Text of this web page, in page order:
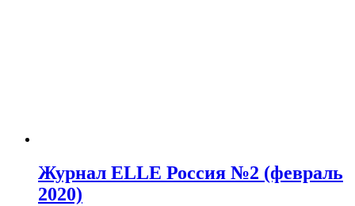
Журнал ELLE Россия №2 (февраль
2020)